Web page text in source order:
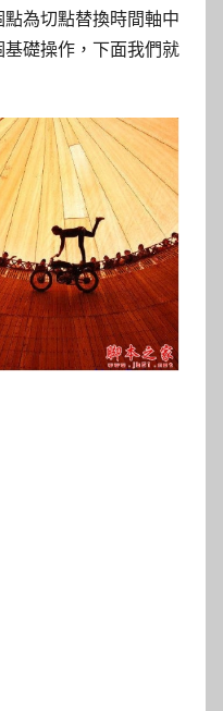
為切點替換時間軸中
礎操作，下面我們就